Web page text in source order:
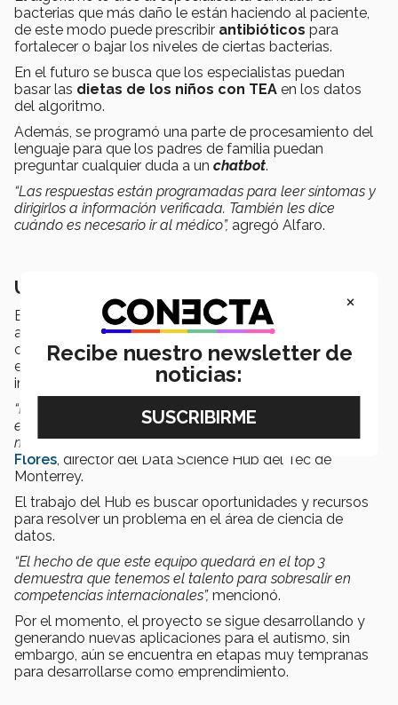
bacterias que más daño le están haciendo al paciente,
de este modo puede prescribir antibióticos para
fortalecer o bajar los niveles de ciertas bacterias.
En el futuro se busca que los especialistas puedan
basar las dietas de los niños con TEA en los datos
del algoritmo.
Además, se programó una parte de procesamiento del
lenguaje para que los padres de familia puedan
preguntar cualquier duda a un chatbot.
“Las respuestas están programadas para leer síntomas y
dirigirlos a información verificada. También les dice
cuándo es necesario ir al médico”, agregó Alfaro.
Un proyecto del Data Science Hub
El equipo Autistic life changerfue posible gracias al
apoyo del
Data Science Hub,un ecosistema de
organizaciones, universidades, emprendedores y
empresas tecnológicas, que busca desarrollar
innovaciones y emprendimientos.
“Mariel Alfaro se acercó en busca de un software
especializado y buscamos la oportunidad de usarlo de
manera gratuita con SAS”,diceJuan Arturo Nolazco
Flores , director del Data Science Hub del Tec de
Monterrey.
El trabajo del Hub es buscar oportunidades y recursos
para resolver un problema en el área de ciencia de
datos.
“El hecho de que este equipo quedará en el top 3
demuestra que tenemos el talento para sobresalir en
competencias internacionales”, mencionó.
Por el momento, el proyecto se sigue desarrollando y
generando nuevas aplicaciones para el autismo, sin
embargo, aún se encuentra en etapas muy tempranas
para desarrollarse como emprendimiento.
×
Recibe nuestro newsletter de
noticias: